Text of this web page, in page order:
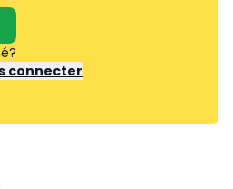
connecter